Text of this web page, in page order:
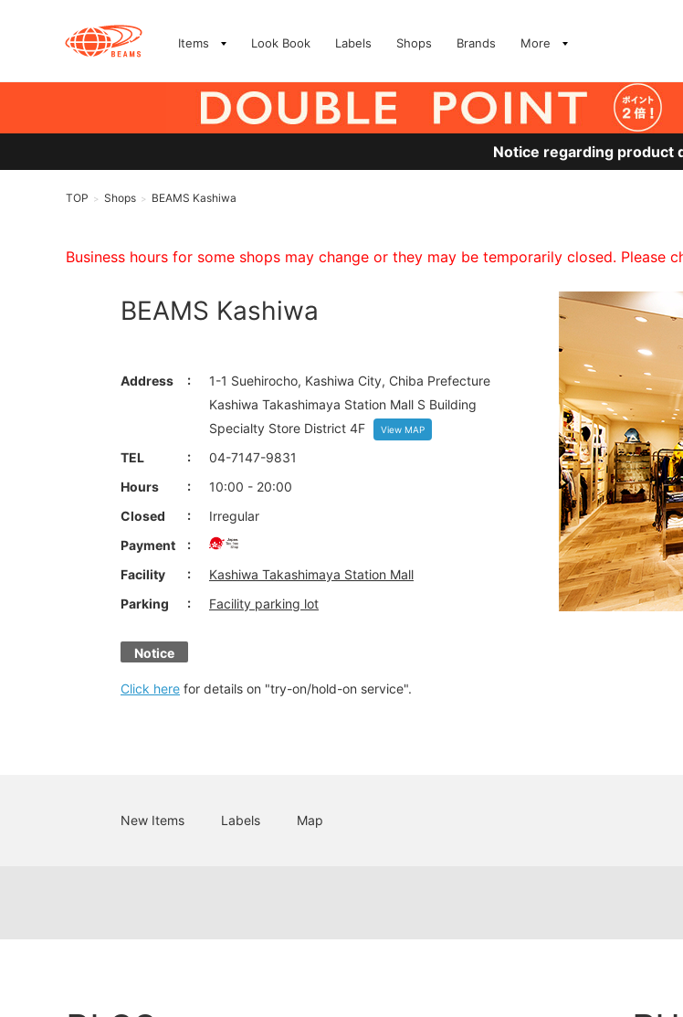
Items Look Book Labels Shops Brands More
Notice regarding product
TOP > Shops > BEAMS Kashiwa
Business hours for some shops may change or they may be temporarily closed. Please
BEAMS Kashiwa
Address
1-1 Suehirocho, Kashiwa City, Chiba Prefecture
Kashiwa Takashimaya Station Mall S Building
Specialty Store District 4F
View MAP
TEL
04-7147-9831
Hours
10:00 - 20:00
Closed
Irregular
Payment
Facility
Kashiwa Takashimaya Station Mall
Parking
Facility parking lot
Notice
Click here for details on "try-on/hold-on service".
New Items Labels Map